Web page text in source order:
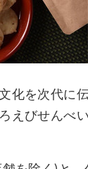
化を次代に
えびせんべ